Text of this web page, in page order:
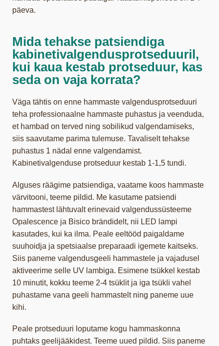
päeva.
Mida tehakse patsiendiga
kabinetivalgendusprotseduuril,
kui kaua kestab protseduur, kas
seda on vaja korrata?
Väga tähtis on enne hammaste valgendusprotseduuri
teha professionaalne hammaste puhastus ja veenduda,
et hambad on terved ning sobilikud valgendamiseks,
siis saavutame parima tulemuse. Tavaliselt tehakse
puhastus 1 nädal enne valgendamist.
Kabinetivalgenduse protseduur kestab 1-1,5 tundi.
Alguses räägime patsiendiga, vaatame koos hammaste
värvitooni, teeme pildid. Me kasutame patsiendi
hammastest lähtuvalt erinevaid valgendussüsteeme
Opalescence ja Bisico brändidelt, nii LED lampi
kasutades, kui ka ilma. Peale eeltööd paigaldame
suuhoidja ja spetsiaalse preparaadi igemete kaitseks.
Siis paneme valgendusgeeli hammastele ja vajadusel
aktiveerime selle UV lambiga. Esimene tsükkel kestab
10 minutit, kokku teeme 2-4 tsüklit ja iga tsükli vahel
puhastame vana geeli hammastelt ning paneme uue
kihi.
Peale protseduuri loputame kogu hammaskonna
puhtaks geelijääkidest. Teeme uued pildid. Siis paneme